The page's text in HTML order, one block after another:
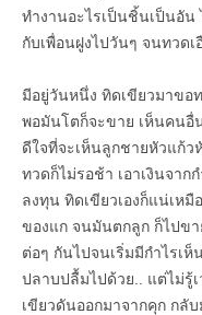
ทำงานอะไรเป็นชิ้นเป็นอัน
กับเพื่อนฝูงไปวันๆ จนทวดเอื
มีอยู่วันหนึ่ง ทิดเขียวมาขอ
พอมันโตก็จะขาย เห็นคนอื่
ดีใจที่จะเห็นลูกชายหัวแก้
ทวดก็ไม่รอช้า เอาเงินจาก
ลงทุน ทิดเขียวเองก็แน่เห
ของแก จนมันตกลูก ก็ไปขา
ต่อๆ กันไปจนเริ่มมีกำไรเ
ปลาบปลื้มไปด้วย.. แต่ไม่รู้
เขียวดันออกมาจากคุก กลั